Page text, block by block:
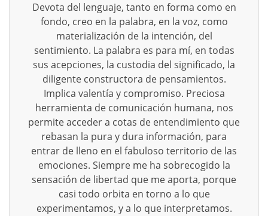
Devota del lenguaje, tanto en forma como en
fondo, creo en la palabra, en la voz, como
materialización de la intención, del
sentimiento. La palabra es para mí, en todas
sus acepciones, la custodia del significado, la
diligente constructora de pensamientos.
Implica valentía y compromiso. Preciosa
herramienta de comunicación humana, nos
permite acceder a cotas de entendimiento que
rebasan la pura y dura información, para
entrar de lleno en el fabuloso territorio de las
emociones. Siempre me ha sobrecogido la
sensación de libertad que me aporta, porque
casi todo orbita en torno a lo que
experimentamos, y a lo que interpretamos.